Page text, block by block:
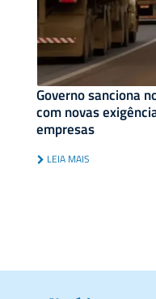
Governo sanciona
com novas
empresas
LEIA MAIS